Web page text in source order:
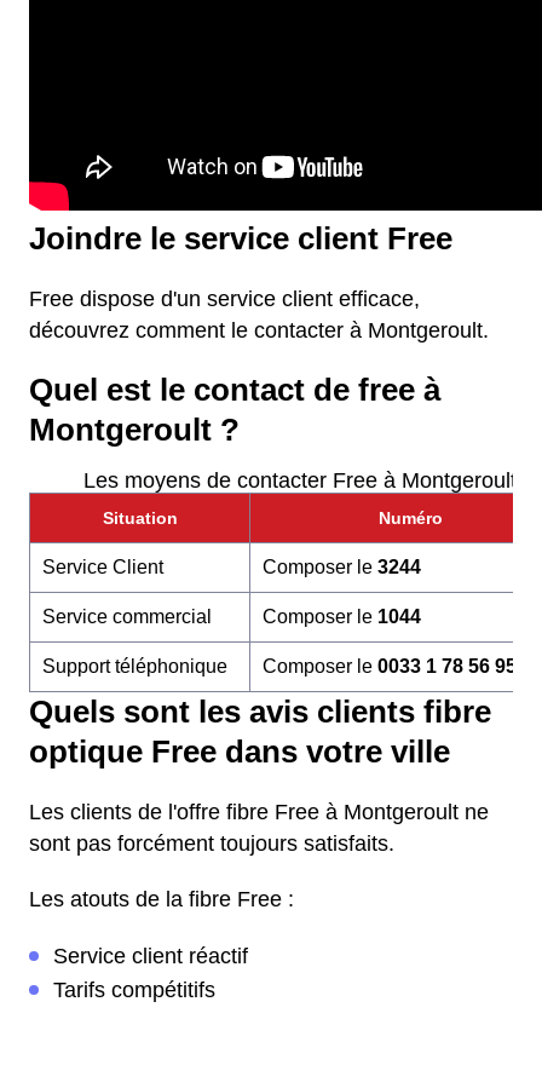
Joindre le service client Free
Free dispose d'un service client efficace,
découvrez comment le contacter à Montgeroult.
Quel est le contact de free à
Montgeroult ?
Les moyens de contacter Free à Montgeroult
Situation Numéro
Service Client Composer le 3244
Service commercial Composer le 1044
Support téléphonique Composer le 0033 1 78 56 95 60
Quels sont les avis clients fibre
optique Free dans votre ville
Les clients de l'offre fibre Free à Montgeroult ne
sont pas forcément toujours satisfaits.
Les atouts de la fibre Free :
Service client réactif
Tarifs compétitifs